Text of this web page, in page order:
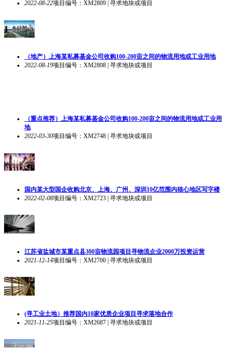
2022-08-22项目编号：XM2809 | 寻求地块或项目
（地产）上海某私募基金公司收购100-200亩之间的物流用地或工业用地
2022-08-19项目编号：XM2808 | 寻求地块或项目
（重点推荐）上海某私募基金公司收购100-200亩之间的物流用地或工业用
地
2022-03-30项目编号：XM2748 | 寻求地块或项目
国内某大型国企收购北京、上海、广州、深圳10亿范围内核心地区写字楼
2022-02-08项目编号：XM2723 | 寻求地块或项目
江苏省盐城市某重点县300亩物流园项目寻物流企业2000万投资运营
2021-12-14项目编号：XM2700 | 寻求地块或项目
(寻工业土地）推荐国内10家优质企业项目寻求落地合作
2021-11-25项目编号：XM2687 | 寻求地块或项目